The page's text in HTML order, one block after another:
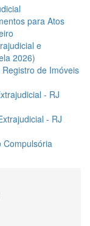
para Atos
e
2026)
de Imóveis
- RJ
- RJ
Compulsória